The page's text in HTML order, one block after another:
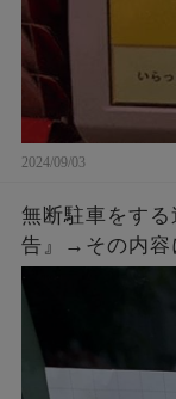
2024/09/03
無断駐車をす
告』→その内容